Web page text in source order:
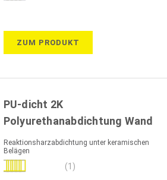
ZUM PRODUKT
PU-dicht 2K
Polyurethanabdichtung Wand
Reaktionsharzabdichtung unter keramischen
Belägen
Bewertung:
(1)